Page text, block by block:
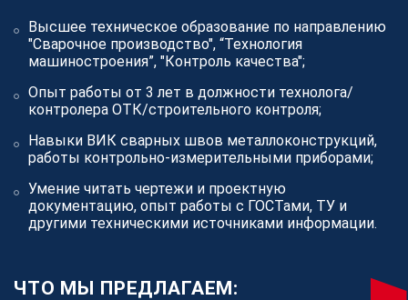
Высшее техническое образование по направлению
"Сварочное производство", “Технология
машиностроения”, "Контроль качества";
Опыт работы от 3 лет в должности технолога/
контролера ОТК/строительного контроля;
Навыки ВИК сварных швов металлоконструкций,
работы контрольно-измерительными приборами;
Умение читать чертежи и проектную
документацию, опыт работы с ГОСТами, ТУ и
другими техническими источниками информации.
ЧТО МЫ ПРЕДЛАГАЕМ: